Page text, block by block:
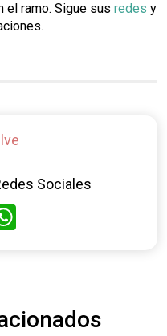
el ramo. Sigue sus redes y
Sociales